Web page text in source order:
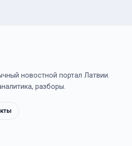
новостной портал Латвии.
разборы.